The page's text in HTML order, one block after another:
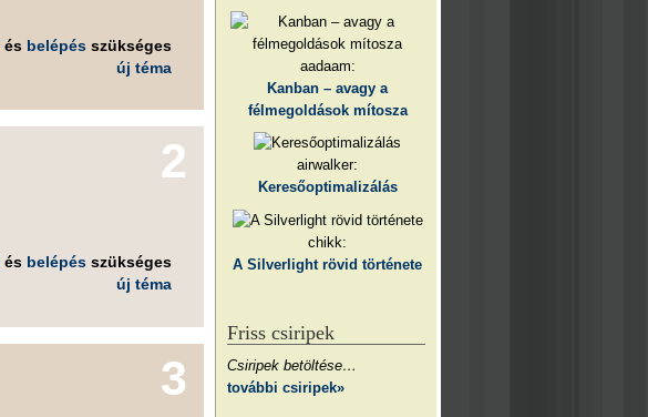
és belépésszükséges
új téma
2
és belépésszükséges
új téma
3
aadaam:
Kanban – avagy a
félmegoldások mítosza
airwalker:
Keresőoptimalizálás
chikk:
A Silverlight rövid története
Friss csiripek
Csiripek betöltése…
további csiripek»